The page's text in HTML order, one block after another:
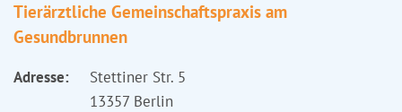
Tierärztliche Gemeinschaftspraxis am
Gesundbrunnen
Adresse:
Stettiner Str. 5
13357 Berlin